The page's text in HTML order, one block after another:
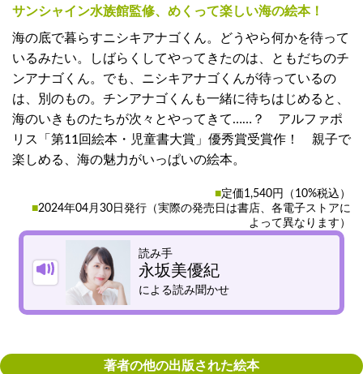
サンシャイン水族館監修、めくって楽しい海の絵本！
海の底で暮らすニシキアナゴくん。どうやら何かを待って
いるみたい。しばらくしてやってきたのは、ともだちのチ
ンアナゴくん。でも、ニシキアナゴくんが待っているの
は、別のもの。チンアナゴくんも一緒に待ちはじめると、
海のいきものたちが次々とやってきて……？ アルファポ
リス「第11回絵本・児童書大賞」優秀賞受賞作！ 親子で
楽しめる、海の魅力がいっぱいの絵本。
■定価1,540円（10%税込）
■2024年04月30日発行（実際の発売日は書店、各電子ストアに
よって異なります）
読み手
永坂美優紀
による読み聞かせ
著者の他の出版された絵本